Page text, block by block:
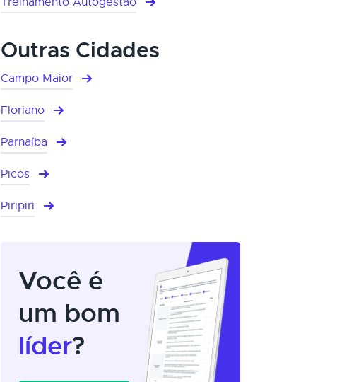
Outras Cidades
Campo Maior
Floriano
Parnaíba
Picos
Piripiri
Você é
um bom
líder?